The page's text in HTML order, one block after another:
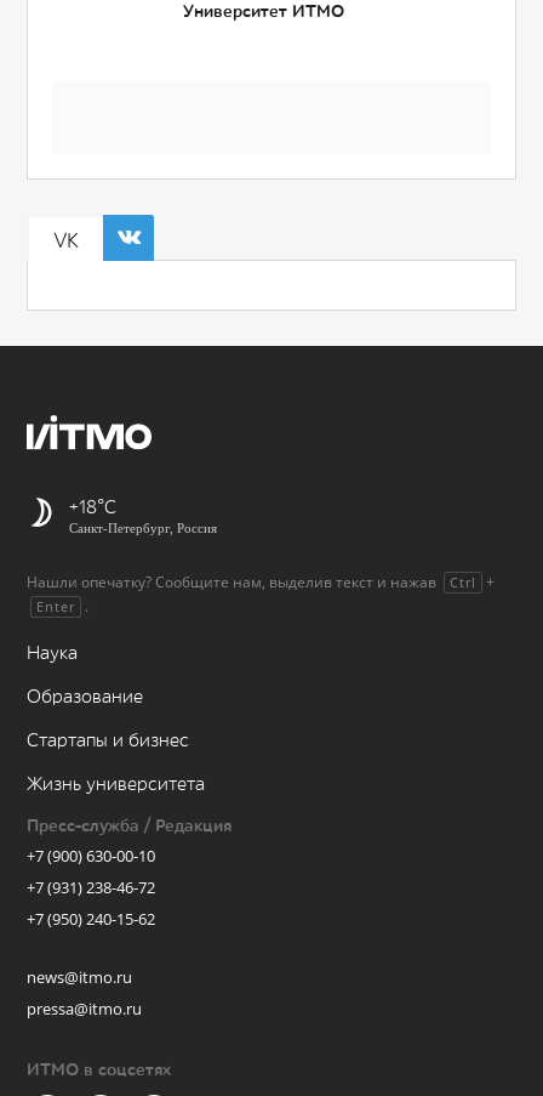
Университет ИТМО
VK
+18
Санкт-Петербург, Россия
Нашли опечатку? Сообщите нам, выделив текст и нажав Ctrl +
Enter .
Наука
Образование
Стартапы и бизнес
Жизнь университета
Пресс-служба / Редакция
+7 (900) 630-00-10
+7 (931) 238-46-72
+7 (950) 240-15-62
news@itmo.ru
pressa@itmo.ru
ИТМО в соцсетях